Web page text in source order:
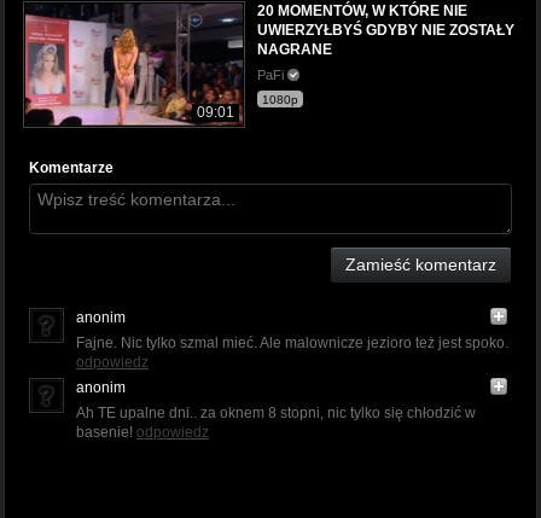
09:01
20 MOMENTÓW, W KTÓRE NIE
UWIERZYŁBYŚ GDYBY NIE ZOSTAŁY
NAGRANE
PaFi
1080p
Komentarze
Zamieść komentarz
anonim
Fajne. Nic tylko szmal mieć. Ale malownicze jezioro też jest spoko.
odpowiedz
anonim
Ah TE upalne dni.. za oknem 8 stopni, nic tylko się chłodzić w
basenie! odpowiedz